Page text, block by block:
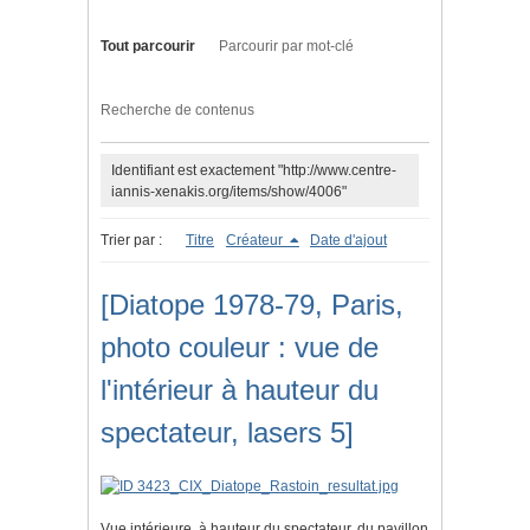
Tout parcourir Parcourir par mot-clé
Recherche de contenus
Identifiant est exactement "http://www.centre-
iannis-xenakis.org/items/show/4006"
Trier par : Titre Créateur Date d'ajout
[Diatope 1978-79, Paris,
photo couleur : vue de
l'intérieur à hauteur du
spectateur, lasers 5]